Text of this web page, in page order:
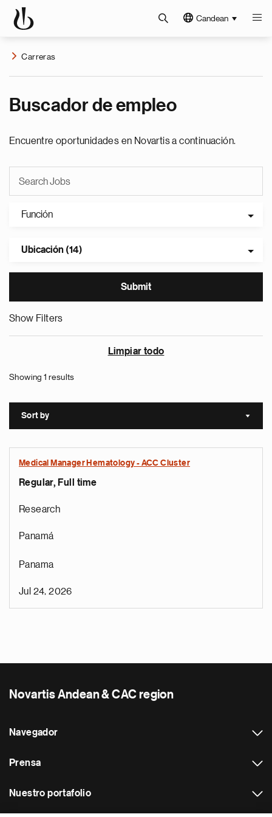
Candean
Carreras
Buscador de empleo
Encuentre oportunidades en Novartis a continuación.
Función
Ubicación (14)
Show Filters
Limpiar todo
Showing 1 results
Sort by Sort
Medical Manager Hematology - ACC Cluster
Regular, Full time
Research
Panamá
Panama
Jul 24, 2026
Novartis Andean & CAC region
Navegador
Prensa
Nuestro portafolio